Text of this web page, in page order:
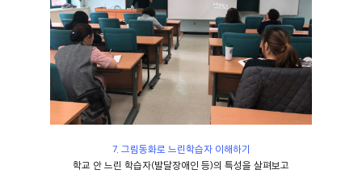
7. 그림동화로 느린학습자 이해하기
학교 안 느린 학습자(발달장애인 등)의 특성을 살펴보고